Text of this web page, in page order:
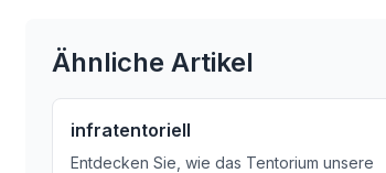
Ähnliche Artikel
infratentoriell
Entdecken Sie, wie das Tentorium unsere